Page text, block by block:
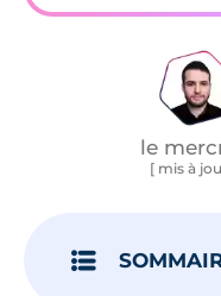
le
[ mis à